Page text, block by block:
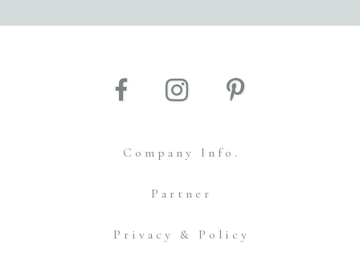
Company Info.
Partner
Privacy & Policy